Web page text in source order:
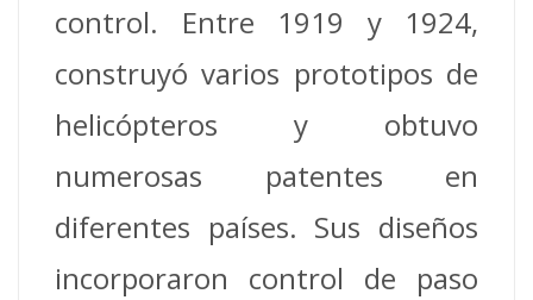
control. Entre 1919 y 1924,
construyó varios prototipos de
helicópteros y obtuvo
numerosas patentes en
diferentes países. Sus diseños
incorporaron control de paso